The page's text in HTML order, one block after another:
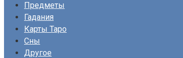
Предметы
Гадания
Карты Таро
Сны
Другое